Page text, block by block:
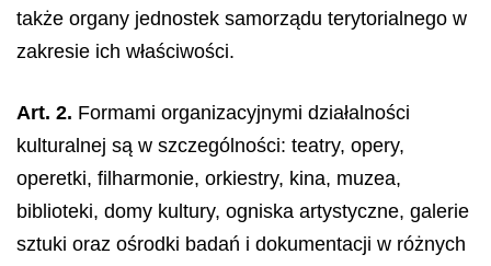
także organy jednostek samorządu terytorialnego w
zakresie ich właściwości.
Art. 2. Formami organizacyjnymi działalności
kulturalnej są w szczególności: teatry, opery,
operetki, filharmonie, orkiestry, kina, muzea,
biblioteki, domy kultury, ogniska artystyczne, galerie
sztuki oraz ośrodki badań i dokumentacji w różnych